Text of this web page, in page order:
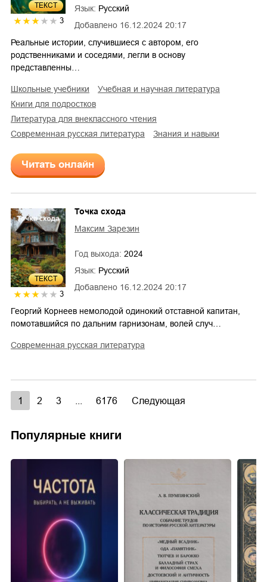
ТЕКСТ
3 Добавлено 16.12.2024 20:17
Язык: Русский
Реальные истории, случившиеся с автором, его
родственниками и соседями, легли в основу
представленны…
школьные учебники
учебная и научная литература
книги для подростков
литература для внеклассного чтения
современная русская литература
знания и навыки
Читать онлайн
ТЕКСТ
3
Добавлено 16.12.2024 20:17
Точка схода
Максим Зарезин
Год выхода: 2024
Язык: Русский
Георгий Корнеев немолодой одинокий отставной капитан,
помотавшийся по дальним гарнизонам, волей случ…
современная русская литература
1 2 3 6176 Следующая
Популярные книги